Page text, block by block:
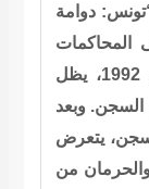
دوامة
العسكرية الجماعية والبالغة الجور التي جرت في العام 1992، يظل
السجن. وبعد
يتعرض
من